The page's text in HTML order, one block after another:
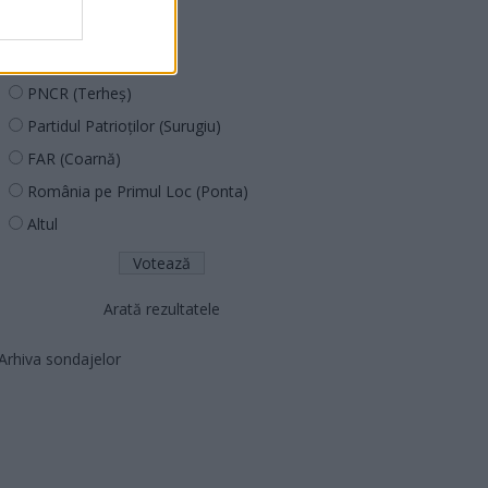
PNCR (Terheș)
Partidul Patrioților (Surugiu)
FAR (Coarnă)
România pe Primul Loc (Ponta)
Altul
Arată rezultatele
sondajelor